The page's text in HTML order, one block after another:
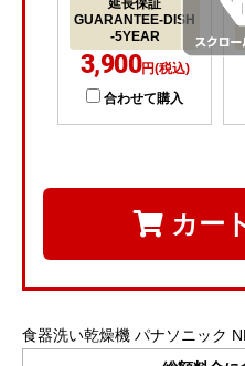
延長保証
GUARANTEE-DISH
-5YEAR
3,900円(税込)
合わせて購入
カー
食器洗い乾燥機 パナソニック